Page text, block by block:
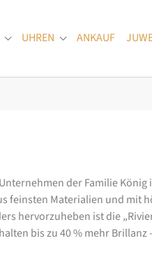
Submenu for "Schmuck"
UHREN Submenu for
ANKAUF
der Familie
feinsten Materialien und mit
hervorzuheben ist die
bis zu 40 % mehr